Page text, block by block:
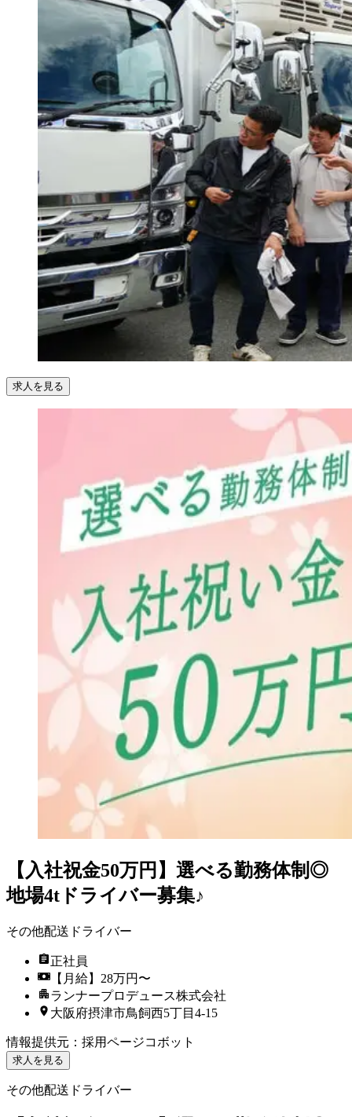
求人を見る
【入社祝金50万円】選べる勤務体制◎
地場4tドライバー募集♪
その他配送ドライバー
正社員
【月給】28万円〜
ランナープロデュース株式会社
大阪府摂津市鳥飼西5丁目4-15
情報提供元 ： 採用ページコボット
求人を見る
その他配送ドライバー